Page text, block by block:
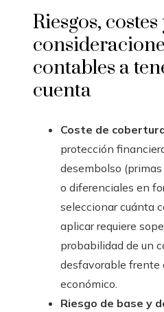
Riesgos, costes
contables a
cuenta
Coste de
protección
desembolso
o diferenciales en
seleccionar cuánta
aplicar requiere
probabilidad de un
desfavorable frente
económico.
Riesgo de base y